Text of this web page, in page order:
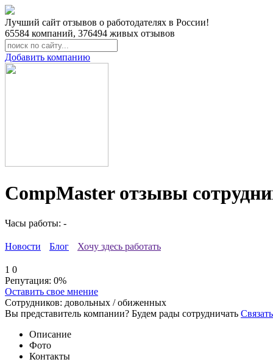
Лучший сайт отзывов о работодателях в России!
65584 компаний, 376494 живых отзывов
Добавить компанию
CompMaster отзывы
Часы работы: -
Новости Блог Хочу здесь работать
1 0
Репутация: 0%
Оставить свое мнение
Сотрудников: довольных /обиженных
Вы представитель компании? Будем рады сотрудничать
Описание
Фото
Контакты